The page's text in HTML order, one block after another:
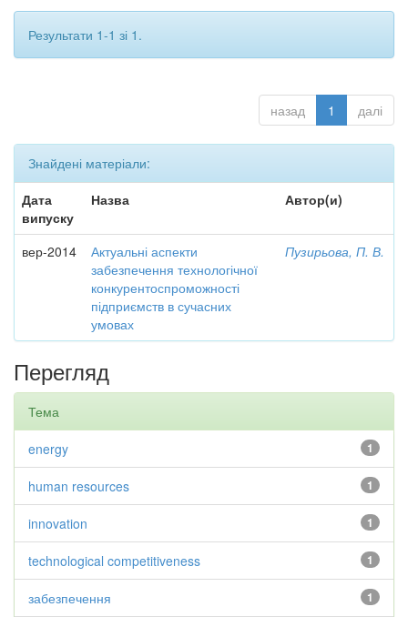
Результати 1-1 зі 1.
назад 1 далі
Знайдені матеріали:
Дата
випуску
Назва Автор(и)
вер-2014
Актуальні аспекти
забезпечення технологічної
конкурентоспроможності
підприємств в сучасних
умовах
Пузирьова, П. В.
Перегляд
Тема
1
energy
1
human resources
1
innovation
1
technological competitiveness
1
забезпечення